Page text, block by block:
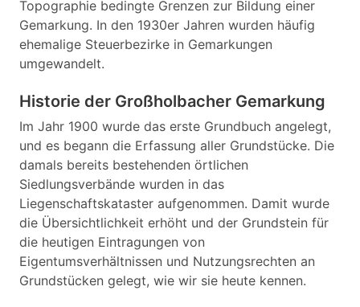
Topographie bedingte Grenzen zur Bildung einer
Gemarkung. In den 1930er Jahren wurden häufig
ehemalige Steuerbezirke in Gemarkungen
umgewandelt.
Historie der Großholbacher Gemarkung
Im Jahr 1900 wurde das erste Grundbuch angelegt,
und es begann die Erfassung aller Grundstücke. Die
damals bereits bestehenden örtlichen
Siedlungsverbände wurden in das
Liegenschaftskataster aufgenommen. Damit wurde
die Übersichtlichkeit erhöht und der Grundstein für
die heutigen Eintragungen von
Eigentumsverhältnissen und Nutzungsrechten an
Grundstücken gelegt, wie wir sie heute kennen.